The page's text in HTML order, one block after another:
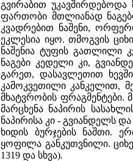
გვირაბით
ფართობი მთლიანად
კვადრებით ნაშენი,
ეკლესია იყო. თმოგვის
ნაშენია ტუფის გათლილი
ნაგები კედელი კი,
გარეთ, დასავლეთით
კამოკვეთილი კანკელით,
მხატვრობის ფრაგმენტები.
მარცხენა ნაპირის
ნაპირისა კი - გვიანდელს
ხიდის ბურჯების ნაშთი.
ყოფილა განკუთვნილი.
1319 და სხვა).